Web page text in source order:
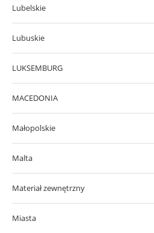
Lubelskie
Lubuskie
LUKSEMBURG
MACEDONIA
Małopolskie
Malta
Materiał zewnętrzny
Miasta